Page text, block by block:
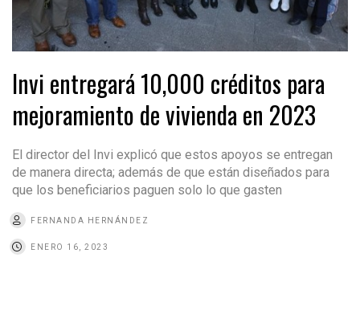
Invi entregará 10,000 créditos para
mejoramiento de vivienda en 2023
El director del Invi explicó que estos apoyos se entregan
de manera directa; además de que están diseñados para
que los beneficiarios paguen solo lo que gasten
FERNANDA HERNÁNDEZ
ENERO 16, 2023